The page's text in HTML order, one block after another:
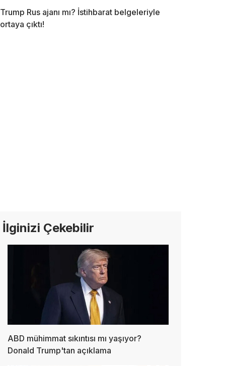
Trump Rus ajanı mı? İstihbarat belgeleriyle
ortaya çıktı!
İlginizi Çekebilir
ABD mühimmat sıkıntısı mı yaşıyor?
Donald Trump'tan açıklama